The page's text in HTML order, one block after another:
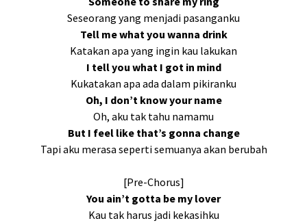
Seseorang yang menjadi pasanganku
Tell me what you wanna drink
Katakan apa yang ingin kau lakukan
I tell you what I got in mind
Kukatakan apa ada dalam pikiranku
Oh, I don’t know your name
Oh, aku tak tahu namamu
But I feel like that’s gonna change
Tapi aku merasa seperti semuanya akan berubah
[Pre-Chorus]
You ain’t gotta be my lover
Kau tak harus jadi kekasihku